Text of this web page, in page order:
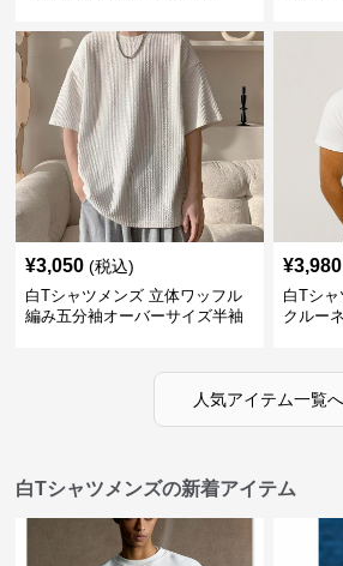
¥3,050 (税込)
白Tシャツメンズ 立体ワッフル
編み五分袖オーバーサイズ半袖
¥3,980
白Tシ
クルー
人気アイテム一覧へ
白Tシャツメンズの新着アイテム